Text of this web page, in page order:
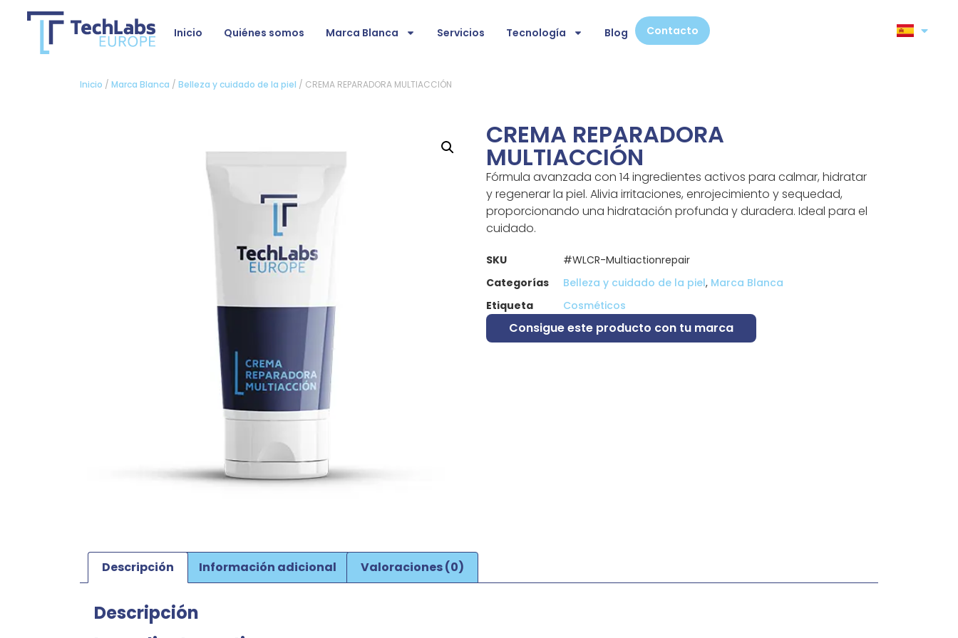
Inicio Quiénes somos Marca Blanca Servicios Tecnología Blog Contacto
Inicio / Marca Blanca / Belleza y cuidado de la piel / CREMA REPARADORA MULTIACCIÓN
CREMA REPARADORA
MULTIACCIÓN
Fórmula avanzada con 14 ingredientes activos para calmar, hidratar
y regenerar la piel. Alivia irritaciones, enrojecimiento y sequedad,
proporcionando una hidratación profunda y duradera. Ideal para el
cuidado.
SKU
#WLCR-Multiactionrepair
Categorías
Belleza y cuidado de la piel, Marca Blanca
Etiqueta
Cosméticos
Consigue este producto con tu marca
Descripción Información adicional Valoraciones (0)
Descripción